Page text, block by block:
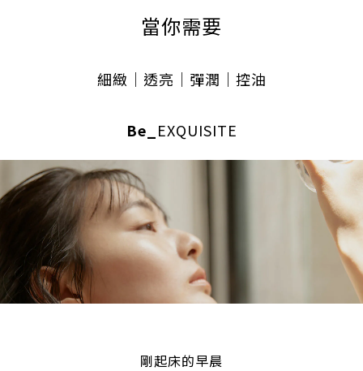
當你需要
細緻｜透亮 ｜彈潤 ｜控油
Be_ EXQUISITE
剛起床的早晨